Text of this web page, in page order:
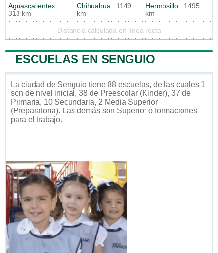
Aguascalientes :
313 km
Chihuahua : 1149
km
Hermosillo : 1495
km
Distancia calculada en línea recta
ESCUELAS EN SENGUIO
La ciudad de Senguio tiene 88 escuelas, de las cuales 1
son de nivel inicial, 38 de Preescolar (Kinder), 37 de
Primaria, 10 Secundaria, 2 Media Superior
(Preparatoria). Las demás son Superior o formaciones
para el trabajo.